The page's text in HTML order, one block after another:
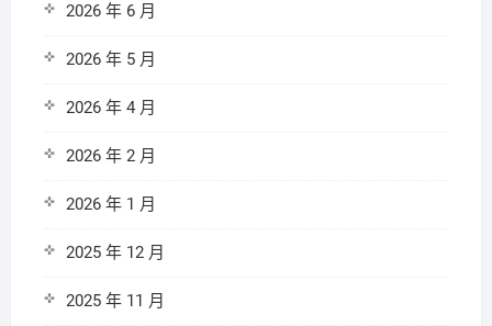
2026 年 6 月
2026 年 5 月
2026 年 4 月
2026 年 2 月
2026 年 1 月
2025 年 12 月
2025 年 11 月